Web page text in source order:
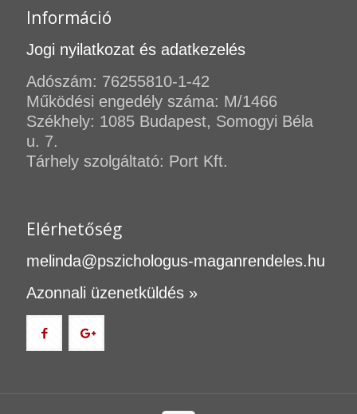
Információ
Jogi nyilatkozat és adatkezelés
Adószám: 76255810-1-42
Működési engedély száma: M/1466
Székhely: 1085 Budapest, Somogyi Béla
u. 7.
Tárhely szolgáltató: Port Kft.
Elérhetőség
melinda@pszichologus-maganrendeles.hu
Azonnali üzenetküldés »